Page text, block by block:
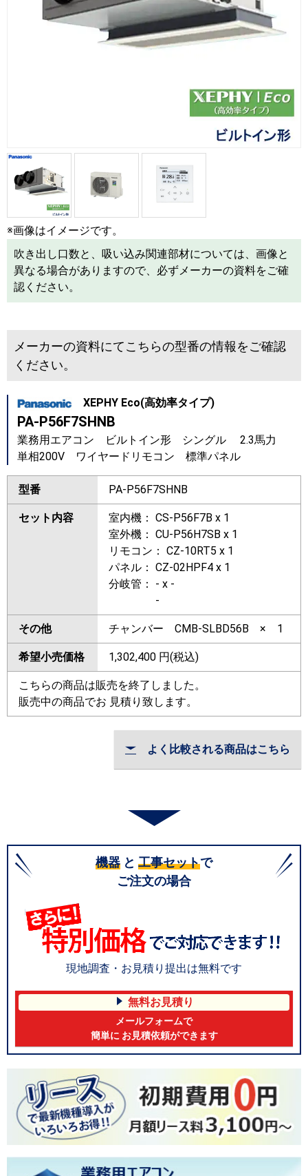
※画像はイメージです。
吹き出し口数と、吸い込み関連部材については、画像と
異なる場合がありますので、必ずメーカーの資料をご確
認ください。
メーカーの資料にてこちらの型番の情報をご確認
ください。
XEPHY Eco(高効率タイプ)
PA-P56F7SHNB
業務用エアコン ビルトイン形 シングル 2.3馬力
単相200V ワイヤードリモコン 標準パネル
型番 PA-P56F7SHNB
セット内容
室内機： CS-P56F7B x 1
室外機： CU-P56H7SB x 1
リモコン： CZ-10RT5 x 1
パネル： CZ-02HPF4 x 1
分岐管： - x -
-
その他 チャンバー CMB-SLBD56B × 1
希望小売価格 1,302,400 円(税込)
こちらの商品は販売を終了しました。
販売中の商品でお 見積り致します。
よく比較される商品はこちら
機器 と 工事セットで
ご注文の場合
現地調査・お見積り提出は無料です
無料お見積り
メールフォームで
簡単に お見積依頼ができます